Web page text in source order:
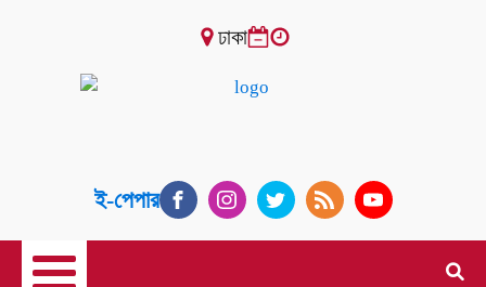
ঢাকা
ই-পেপার